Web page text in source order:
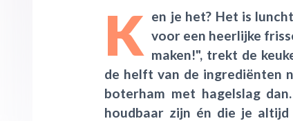
K en je het? Het is
voor een heerlijke
maken!", trekt de
de helft van de ingrediënten
boterham met hagelslag
houdbaar zijn én die je